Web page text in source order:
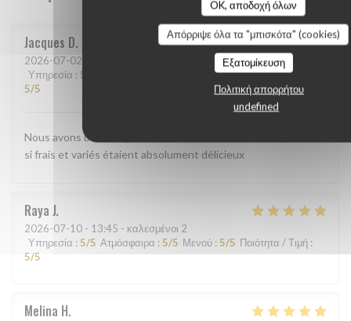
OK, αποδοχή όλων
Απόρριψε όλα τα "μπισκότα" (cookies)
Εξατομίκευση
Πολιτική απορρήτου
undefined
Jacques D
2026-07-02
Υπηρεσία : 5 :5/5 Ποιότητα / Τιμή
5/5
Nous avons beaucoup aimé le shashimi Akasaka. Les poissons
si frais et variés étaient absolument délicieux
Raya J
2026-07-10 - 13:45 - καλεσμένοι 2
Υπηρεσία : 5/5 Ατμόσφαιρα : 5/5 Μενού : 5/5 Ποιότητα / Τιμή :
5/5
Melina H